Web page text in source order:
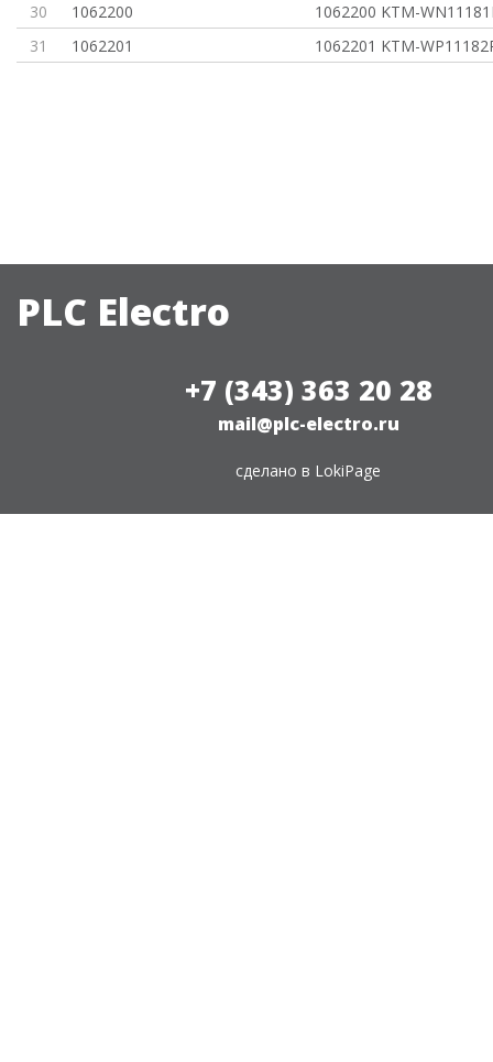
30
1062200
1062200 KTM-
31
1062201 1062201 KTM-
PLC Electro
+7 (343) 363 20 28
mail@plc-electro.ru
сделано в LokiPage